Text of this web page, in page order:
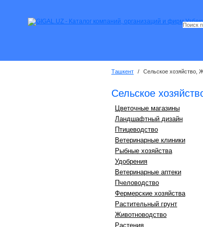
Ташкент / Сельское хозяйство,
Сельское
Цветочные магазины
Ландшафтный дизайн
Птицеводство
Ветеринарные клиники
Рыбные хозяйства
Удобрения
Ветеринарные аптеки
Пчеловодство
Фермерские хозяйства
Растительный грунт
Животноводство
Растения